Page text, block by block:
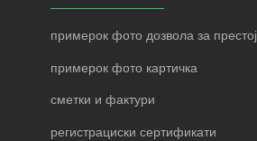
примерок фото дозвола за престој
примерок фото картичка
сметки и фактури
регистрациски сертификати